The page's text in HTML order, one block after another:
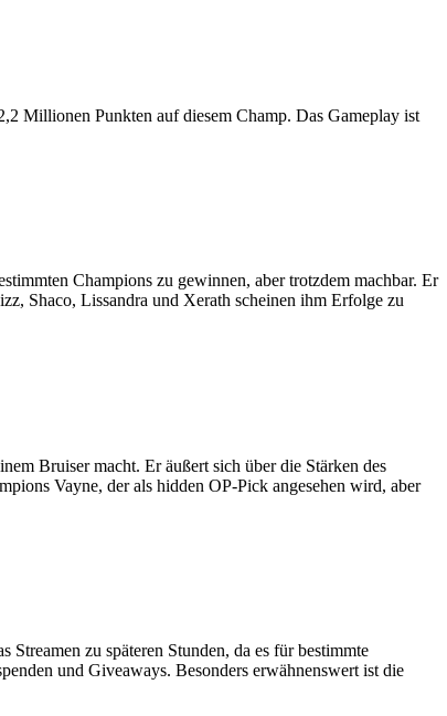
Millionen Punkten auf diesem Champ. Das Gameplay ist
Champions zu gewinnen, aber trotzdem machbar. Er
Shaco, Lissandra und Xerath scheinen ihm Erfolge zu
Bruiser macht. Er äußert sich über die Stärken des
Vayne, der als hidden OP-Pick angesehen wird, aber
zu späteren Stunden, da es für bestimmte
und Giveaways. Besonders erwähnenswert ist die